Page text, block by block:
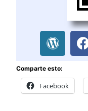
Comparte esto:
Facebook